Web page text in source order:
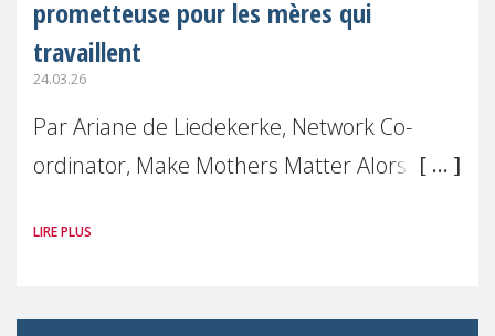
prometteuse pour les mères qui
travaillent
24.03.26
Par Ariane de Liedekerke, Network Co-
ordinator, Make Mothers Matter Alors que
encore mises à l'écart sur le plan
ce qui
LIRE PLUS